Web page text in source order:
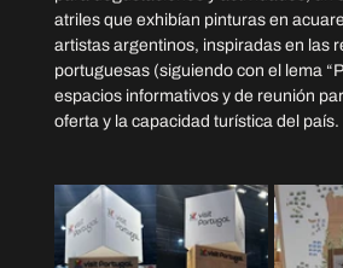
atriles que exhibían pinturas en
artistas argentinos, inspiradas en las
portuguesas (siguiendo con el lema
espacios informativos y de reunión
oferta y la capacidad turística del país.